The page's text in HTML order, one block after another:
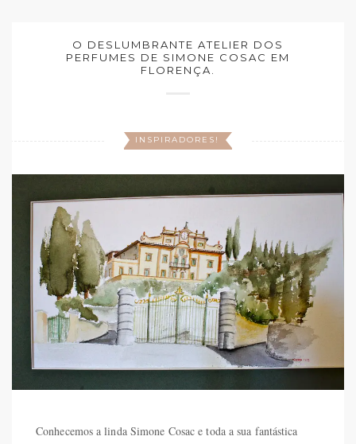
O DESLUMBRANTE ATELIER DOS
PERFUMES DE SIMONE COSAC EM
FLORENÇA.
INSPIRADORES!
Conhecemos a linda Simone Cosac e toda a sua fantástica